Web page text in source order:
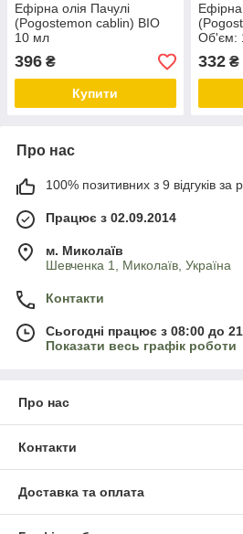
Ефірна олія Пачулі
(Pogostemon cablin) BIO
10 мл
396 ₴
Купити
Ефірна
Об'єм:
332₴
Про нас
100% позитивних з 9 відгуків за
Працює з 02.09.2014
м. Миколаїв
Шевченка 1, Миколаїв, Україна
Контакти
Сьогодні працює з 08:00 до
Показати весь графік роботи
Про нас
Контакти
Доставка та оплата